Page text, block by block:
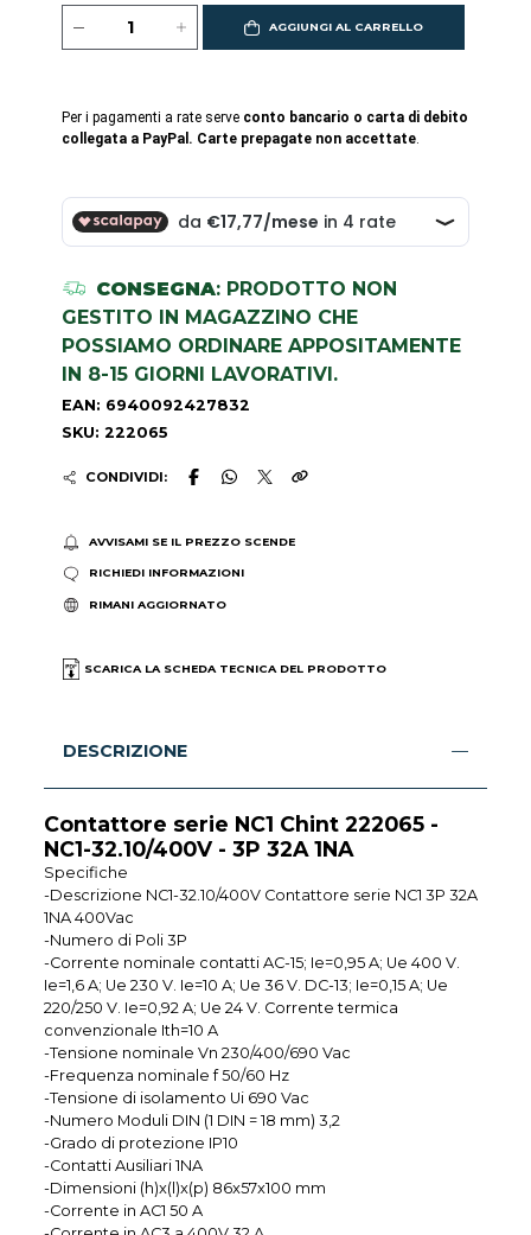
AGGIUNGI AL CARRELLO
Per i pagamenti a rate serve conto bancario o carta di debito
collegata a PayPal. Carte prepagate non accettate.
CONSEGNA: PRODOTTO NON
GESTITO IN MAGAZZINO CHE
POSSIAMO ORDINARE APPOSITAMENTE
IN 8-15 GIORNI LAVORATIVI.
EAN: 6940092427832
SKU: 222065
CONDIVIDI:
AVVISAMI SE IL PREZZO SCENDE
RICHIEDI INFORMAZIONI
RIMANI AGGIORNATO
SCARICA LA SCHEDA TECNICA DEL PRODOTTO
DESCRIZIONE
Contattore serie NC1 Chint 222065 -
NC1-32.10/400V - 3P 32A 1NA
Specifiche
-Descrizione NC1-32.10/400V Contattore serie NC1 3P 32A
1NA 400Vac
-Numero di Poli 3P
-Corrente nominale contatti AC-15; Ie=0,95 A; Ue 400 V.
Ie=1,6 A; Ue 230 V. Ie=10 A; Ue 36 V. DC-13; Ie=0,15 A; Ue
220/250 V. Ie=0,92 A; Ue 24 V. Corrente termica
convenzionale Ith=10 A
-Tensione nominale Vn 230/400/690 Vac
-Frequenza nominale f 50/60 Hz
-Tensione di isolamento Ui 690 Vac
-Numero Moduli DIN (1 DIN = 18 mm) 3,2
-Grado di protezione IP10
-Contatti Ausiliari 1NA
-Dimensioni (h)x(l)x(p) 86x57x100 mm
-Corrente in AC1 50 A